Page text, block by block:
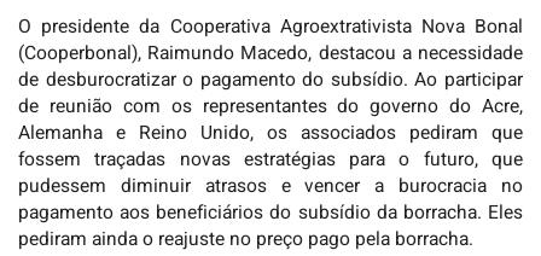
O presidente da Cooperativa Agroextrativista Nova Bonal
(Cooperbonal), Raimundo Macedo, destacou a necessidade
de desburocratizar o pagamento do subsídio. Ao participar
de reunião com os representantes do governo do Acre,
Alemanha e Reino Unido, os associados pediram que
fossem traçadas novas estratégias para o futuro, que
pudessem diminuir atrasos e vencer a burocracia no
pagamento aos beneficiários do subsídio da borracha. Eles
pediram ainda o reajuste no preço pago pela borracha.